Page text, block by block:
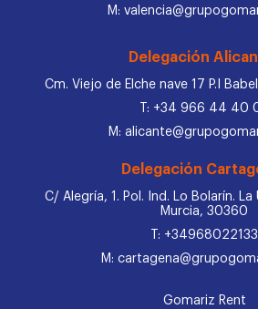
M:
Delegación
Cm. Viejo de Elche nave 17 P.I
T: +34 966 44 40
M:
Delegación
C/ Alegría, 1. Pol. Ind. Lo Bolarín.
Murcia, 30360
T: +34968022133
M:
Gomariz Rent